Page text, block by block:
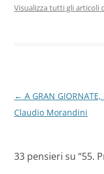
Visualizza tutti gli articoli
Navigazione
articolo
← A GRAN GIORNATE,
Claudio Morandini
33 pensieri su “55.